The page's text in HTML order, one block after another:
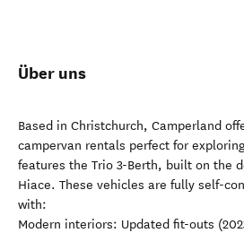
Über uns
Based in Christchurch, Camperland
campervan rentals perfect for
features the Trio 3-Berth, built on the
Hiace. These vehicles are fully self-
with:
Modern interiors: Updated fit-outs